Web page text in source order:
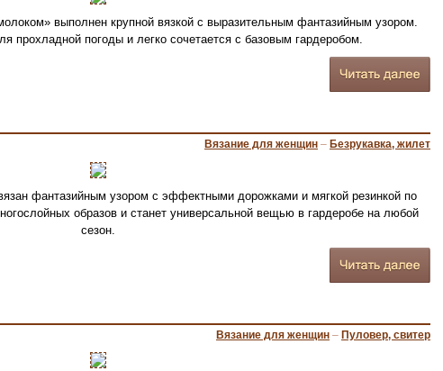
выполнен крупной вязкой с выразительным фантазийным узором.
прохладной погоды и легко сочетается с базовым гардеробом.
Вязание для женщин – Безрукавка, жилет
фантазийным узором с эффектными дорожками и мягкой резинкой по
образов и станет универсальной вещью в гардеробе на любой
сезон.
Вязание для женщин – Пуловер, свитер